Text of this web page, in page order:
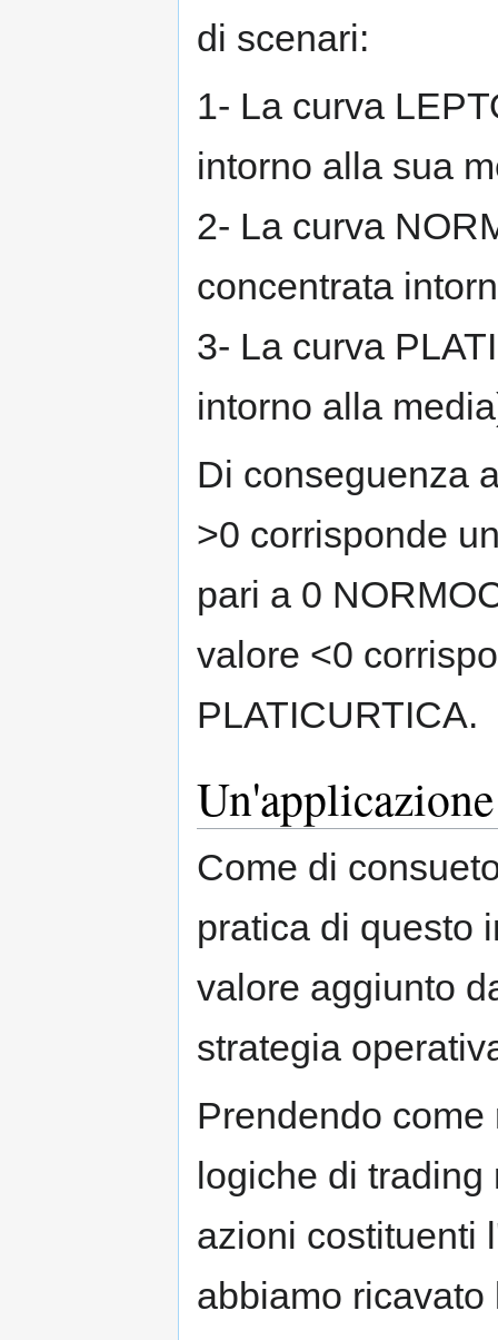
di scenari:
1- La curva
intorno alla sua
2- La curva
concentrata
3- La curva
intorno alla
Di conseguenza
>0 corrisponde
pari a 0
valore <0
PLATICURTICA.
Come di
pratica di questo
valore aggiunto
strategia
Prendendo
logiche di
azioni costituenti
abbiamo